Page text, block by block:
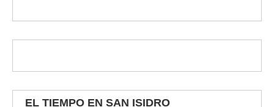
EL TIEMPO EN SAN ISIDRO